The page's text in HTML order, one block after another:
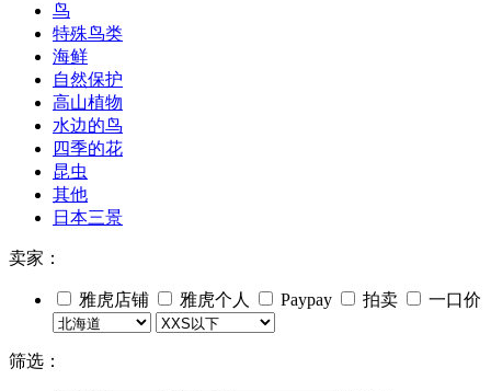
鸟
特殊鸟类
海鲜
自然保护
高山植物
水边的鸟
四季的花
昆虫
其他
日本三景
卖家：
雅虎店铺 雅虎个人 Paypay 拍卖 一口价
筛选：